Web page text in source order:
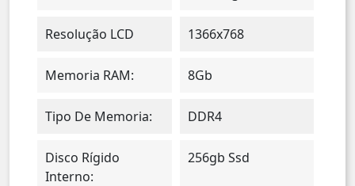
Resolução LCD 1366x768
Memoria RAM: 8Gb
Tipo De Memoria: DDR4
Disco Rígido
Interno:
256gb Ssd